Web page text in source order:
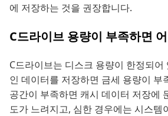
에 저장하는 것을 권장합니다.
C드라이브 용량이 부족하면
C드라이브는 디스크 용량이 한정되어
인 데이터를 저장하면 금세 용량이 부
공간이 부족하면 캐시 데이터 저장에
도가 느려지고, 심한 경우에는 시스템